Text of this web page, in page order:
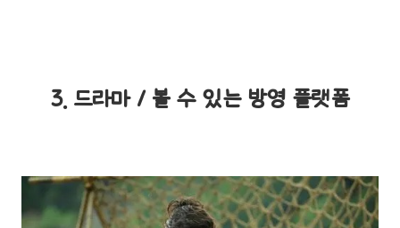
3. 드라마 / 볼 수 있는 방영 플랫폼